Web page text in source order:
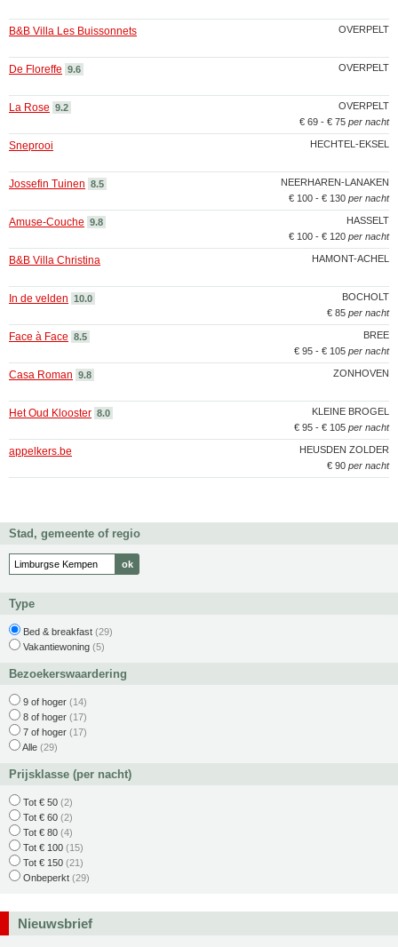
OVERPELT
B&B Villa Les Buissonnets
OVERPELT
De Floreffe 9.6
OVERPELT
La Rose 9.2
€ 69 - € 75 per nacht
HECHTEL-EKSEL
Sneprooi
NEERHAREN-LANAKEN
Jossefin Tuinen 8.5
€ 100 - € 130 per nacht
HASSELT
Amuse-Couche 9.8
€ 100 - € 120 per nacht
HAMONT-ACHEL
B&B Villa Christina
BOCHOLT
In de velden 10.0
€ 85 per nacht
BREE
Face à Face 8.5
€ 95 - € 105 per nacht
ZONHOVEN
Casa Roman 9.8
KLEINE BROGEL
Het Oud Klooster 8.0
€ 95 - € 105 per nacht
HEUSDEN ZOLDER
appelkers.be
€ 90 per nacht
Stad, gemeente of regio
Type
Bed & breakfast (29)
Vakantiewoning (5)
Bezoekerswaardering
9 of hoger (14)
8 of hoger (17)
7 of hoger (17)
Alle (29)
Prijsklasse (per nacht)
Tot € 50 (2)
Tot € 60 (2)
Tot € 80 (4)
Tot € 100 (15)
Tot € 150 (21)
Onbeperkt (29)
Nieuwsbrief